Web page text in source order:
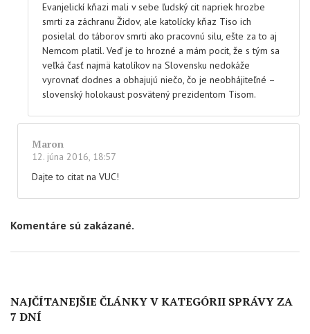
Evanjelickí kňazi mali v sebe ľudský cit napriek hrozbe
smrti za záchranu Židov, ale katolícky kňaz Tiso ich
posielal do táborov smrti ako pracovnú silu, ešte za to aj
Nemcom platil. Veď je to hrozné a mám pocit, že s tým sa
veľká časť najmä katolíkov na Slovensku nedokáže
vyrovnať dodnes a obhajujú niečo, čo je neobhájiteľné –
slovenský holokaust posvätený prezidentom Tisom.
Maron
12. júna 2016, 18:57
Dajte to citat na VUC!
Komentáre sú zakázané.
NAJČÍTANEJŠIE ČLÁNKY V KATEGÓRII SPRÁVY ZA
7 DNÍ